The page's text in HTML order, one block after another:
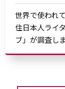
世界で使われ
住日本人ライ
ブ」が調査し